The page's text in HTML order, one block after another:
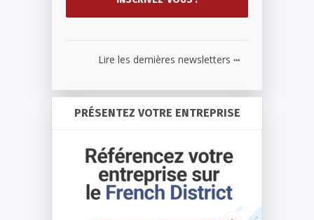
Lire les dernières newsletters ...
PRÉSENTEZ VOTRE ENTREPRISE